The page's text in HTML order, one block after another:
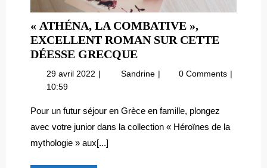
« ATHÉNA, LA COMBATIVE »,
EXCELLENT ROMAN SUR CETTE
DÉESSE GRECQUE« ATHÉNA,
LA
COMBATIVE »,
ROMAN
SUR
29 avril 2022 29
Sandrine « Athéna,
excellent
roman
0 Comments
10:59
Pour un futur séjour en Grèce en famille, plongez
avec votre junior dans la collection « Héroïnes de la
mythologie » aux[...]